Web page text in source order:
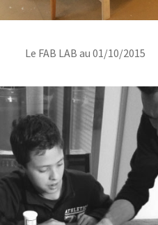
Le FAB LAB au 01/10/2015